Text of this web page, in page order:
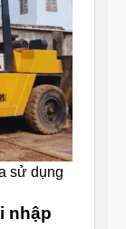
sử dụng
nhập